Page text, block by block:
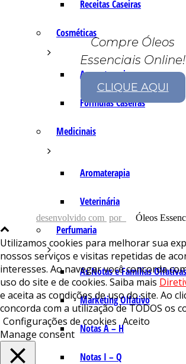
Receitas Caseiras
Cosméticas
Aromaterapia
Fórmulas Caseiras
Medicinais
Aromaterapia
Veterinária
Perfumaria
As Notas e Famílias Olfativas
Marketing Olfativo
Notas A – H
Notas I – Q
Compre Óleos
Essenciais Online!
CLIQUE AQUI
desenvolvido com por Óleos
Utilizamos cookies para melhorar sua
nossos serviços e visitas repetidas de
interesses. Ao navegar você concorda
uso do site e de cookies. Saiba mais
e aceita as condições de uso do site. Ao
concorda com a utilização de TODOS os
Configurações de cookies Aceito
Manage consent